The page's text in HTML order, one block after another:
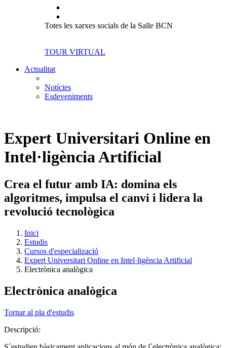
Totes les xarxes socials de la Salle BCN
TOUR VIRTUAL
Actualitat
Notícies
Esdeveniments
Expert Universitari Online en
Intel·ligència Artificial
Crea el futur amb IA: domina els
algoritmes, impulsa el canvi i lidera la
revolució tecnològica
Inici
Estudis
Cursos d'especializació
Expert Universitari Online en Intel·ligència Artificial
Electrònica analògica
Electrònica analògica
Tornar al pla d'estudis
Descripció: